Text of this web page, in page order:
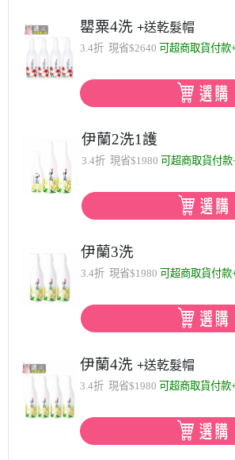
罌粟4洗 +送乾髮帽
3.4折 現省$2640 可超商取貨付款
伊蘭2洗1護
3.4折 現省$1980 可超商取貨付款
伊蘭3洗
3.4折 現省$1980 可超商取貨付款
伊蘭4洗 +送乾髮帽
3.4折 現省$1980 可超商取貨付款